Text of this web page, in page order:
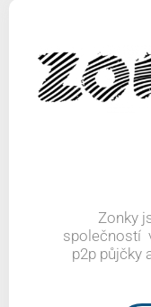
Zonky
společností
p2p půjčky